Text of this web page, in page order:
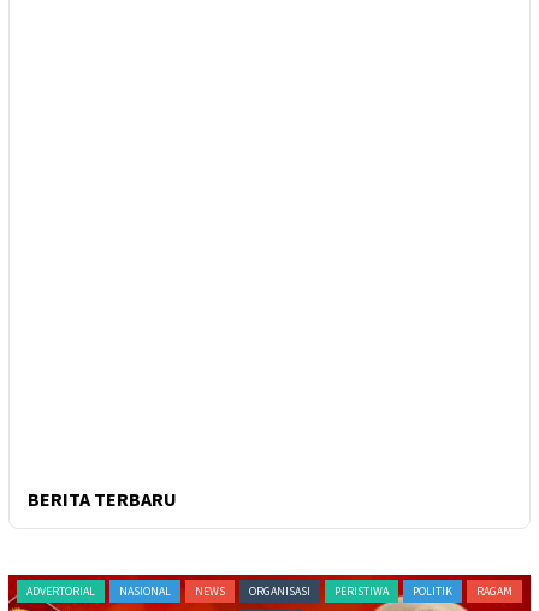
BERITA TERBARU
ADVERTORIAL NASIONAL NEWS ORGANISASI PERISTIWA POLITIK
RAGAM